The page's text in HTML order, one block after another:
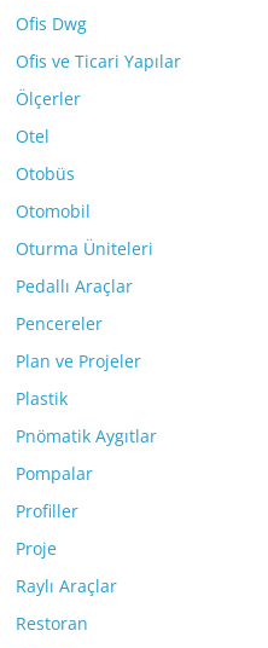
Ofis Dwg
Ofis ve Ticari Yapılar
Ölçerler
Otel
Otobüs
Otomobil
Oturma Üniteleri
Pedallı Araçlar
Pencereler
Plan ve Projeler
Plastik
Pnömatik Aygıtlar
Pompalar
Profiller
Proje
Raylı Araçlar
Restoran